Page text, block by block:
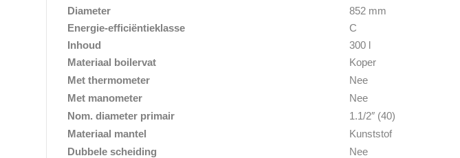
Diameter
852 mm
Energie-efficiëntieklasse
C
Inhoud
300 l
Materiaal boilervat
Koper
Met thermometer
Nee
Met manometer
Nee
Nom. diameter primair
1.1/2″ (40)
Materiaal mantel
Kunststof
Dubbele scheiding
Nee